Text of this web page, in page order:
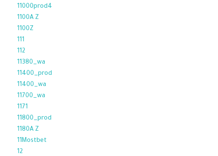
11000prod4
1100A Z
1100Z
111
112
11380_wa
11400_prod
11400_wa
11700_wa
1171
11800_prod
1180A Z
11Mostbet
12